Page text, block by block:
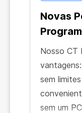
Novas
Nosso CT
sem
sem um